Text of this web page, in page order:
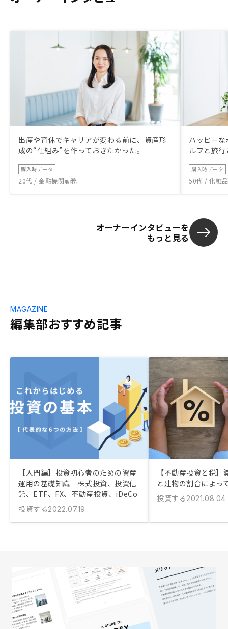
出産や育休でキャリアが変わる前に、資産形
成の“仕組み”を作っておきたかった。
購入時データ
20代 / 金融機関勤務
ハッピー
ルフと旅
購入時データ
50代 / 化粧
オーナーインタビューを
もっと見る
編集部おすすめ記事
MAGAZINE
【入門編】投資初心者のための資産
運用の基礎知識｜株式投資、投資信
託、ETF、FX、不動産投資、iDeCo
投資する2022.07.19
【不動産投資と税
と建物の割合によっ
投資する2021.08.04